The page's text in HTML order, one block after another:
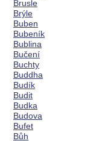
Brusle
Brýle
Buben
Bubeník
Bublina
Bučení
Buchty
Buddha
Budík
Budit
Budka
Budova
Bufet
Bůh